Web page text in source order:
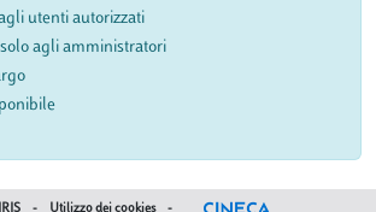
utenti autorizzati
agli amministratori
- Utilizzo dei cookies -